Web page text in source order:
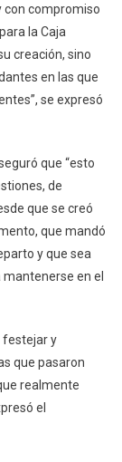
con compromiso
la Caja
creación, sino
en las que
se expresó
que “esto
de
que se creó
que mandó
y que sea
en el
festejar y
que pasaron
realmente
el